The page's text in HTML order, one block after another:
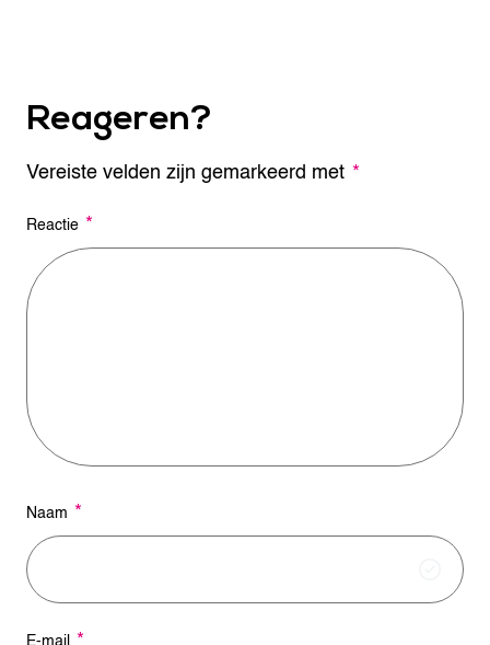
Reageren?
Vereiste velden zijn gemarkeerd met *
Reactie *
Naam *
A
t
e
n
a
e
: